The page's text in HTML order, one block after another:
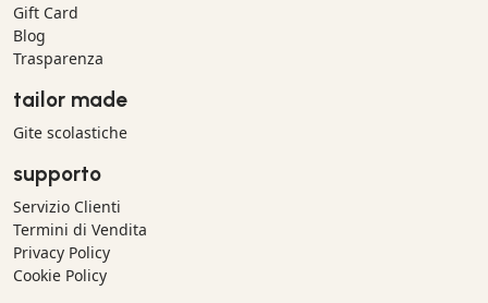
Gift Card
Blog
Trasparenza
tailor made
Gite scolastiche
supporto
Servizio Clienti
Termini di Vendita
Privacy Policy
Cookie Policy